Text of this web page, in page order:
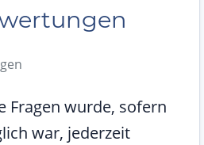
Fragen wurde, sofern
war, jederzeit